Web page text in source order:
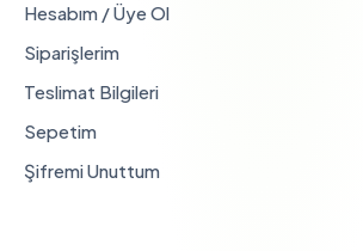
Hesabım / Üye Ol
Siparişlerim
Teslimat Bilgileri
Sepetim
Şifremi Unuttum